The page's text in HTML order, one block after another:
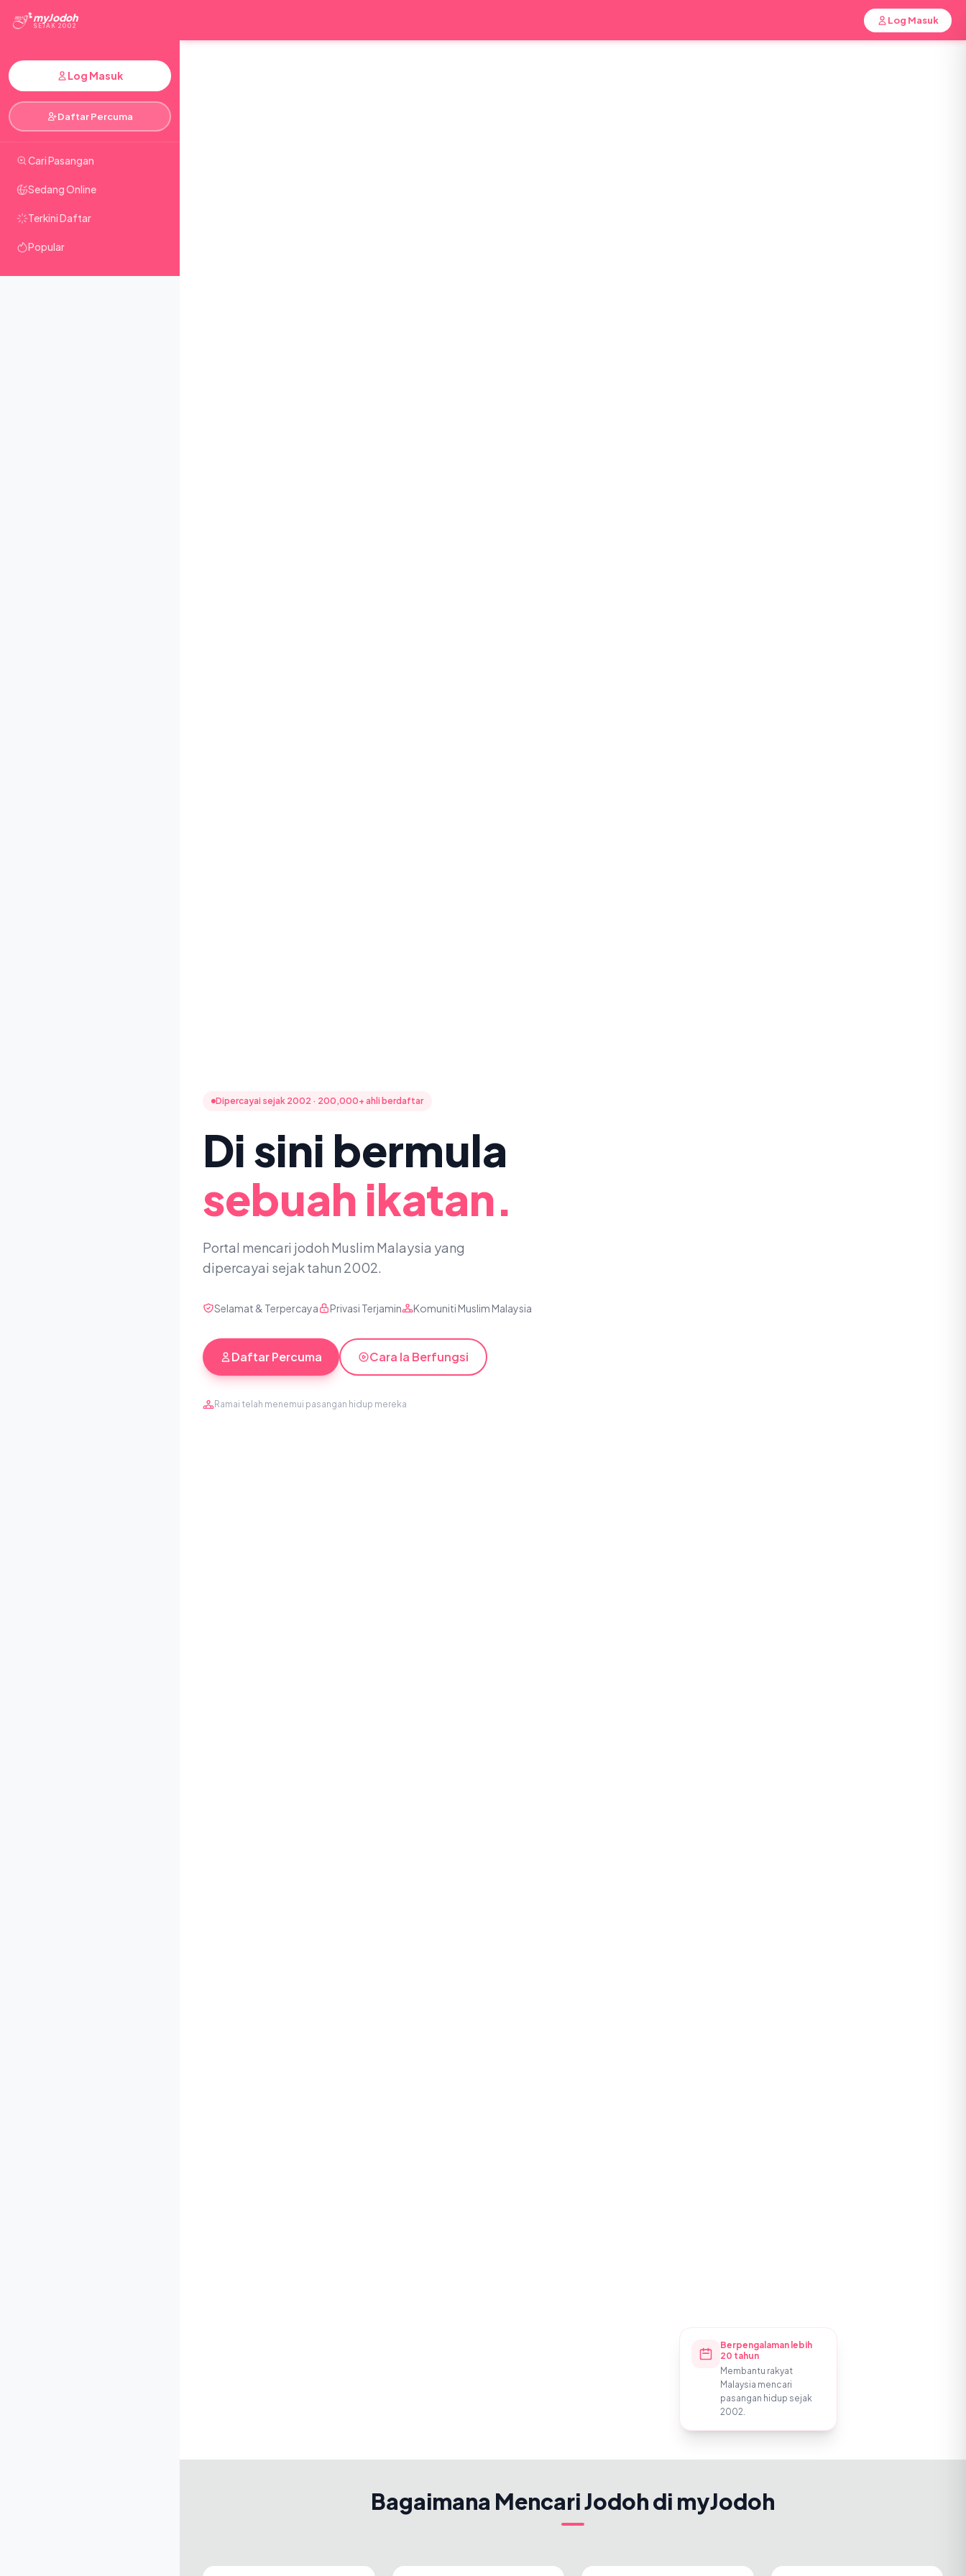
myJodoh
SEJAK 2002
Log Masuk
Daftar Percuma
Cari Pasangan
Sedang Online
Terkini Daftar
Popular
Log Masuk
Dipercayai sejak 2002 · 200,000+ ahli berdaftar
Di sini bermula
sebuah ikatan.
Portal mencari jodoh Muslim Malaysia yang
dipercayai sejak tahun 2002.
Selamat & Terpercaya Privasi Terjamin Komuniti Muslim Malaysia
Daftar Percuma Cara Ia Berfungsi
Ramai telah menemui pasangan hidup mereka
Berpengalaman lebih
20 tahun
Membantu rakyat
Malaysia mencari
pasangan hidup sejak
2002.
Bagaimana Mencari Jodoh di myJodoh